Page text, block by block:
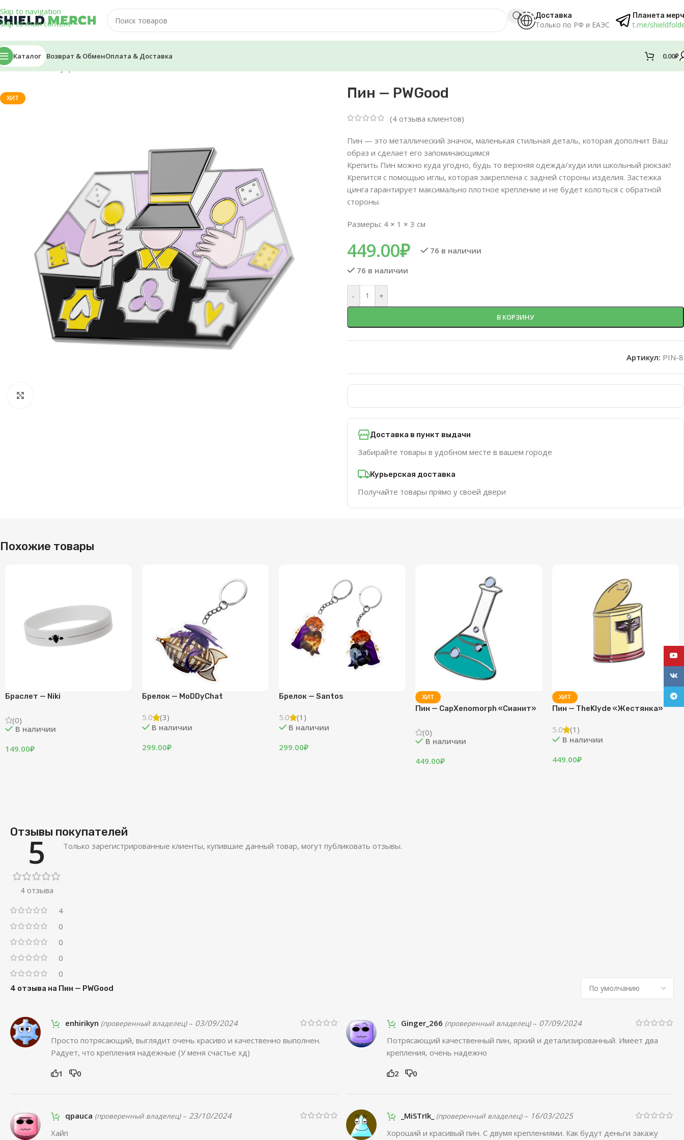
Skip to navigation
Skip to main content
Доставка
Только по РФ и ЕАЭС
Планета
t.me/
Каталог Возврат & ОбменОплата & Доставка 0.00₽
Главная/Аксессуары
ХИТ Пин — PWGood
(4отзыва клиентов)
Пин — это металлический значок, маленькая стильная деталь, которая дополнит Ваш
образ и сделает его запоминающимся
Крепить Пин можно куда угодно, будь то верхняя одежда/худи или школьный рюкзак!
Крепится с помощью иглы, которая закреплена с задней стороны изделия. Застежка
цинга гарантирует максимально плотное крепление и не будет колоться с обратной
стороны.
Размеры: 4 × 1 × 3 см
449.00₽
76 в наличии
76 в наличии
- +
В КОРЗИНУ
Артикул: PIN-8
Доставка в пункт выдачи
Забирайте товары в удобном месте в вашем городе
Курьерская доставка
Получайте товары прямо у своей двери
Похожие товары
Браслет — Niki
(0)
В наличии
149.00₽
Брелок — MoDDyChat
5.0
(3)
В наличии
299.00₽
Брелок — Santos
5.0
(1)
В наличии
299.00₽
ХИТ
Пин — CapXenomorph «Сианит»
(0)
В наличии
449.00₽
ХИТ
Пин — TheKlyde «Жестянка»
5.0
(1)
В наличии
449.00₽
Отзывы покупателей
5
4 отзыва
4
0
0
0
0
4 отзыва на Пин — PWGood
enhirikyn (проверенный владелец) – 03/09/2024
Просто потрясающий, выглядит очень красиво и качественно выполнен.
Радует, что крепления надежные (У меня счастье хд)
1 0
Ginger_266 (проверенный владелец) – 07/09/2024
Потрясающий качественный пин, яркий и детализированный. Имеет два
крепления, очень надежно
2 0
qpauca (проверенный владелец) – 23/10/2024
Хайп
_MiSTrIk_ (проверенный владелец) – 16/03/2025
Хороший и красивый пин. С двумя креплениями. Как будут деньги закажу
Только зарегистрированные клиенты, купившие данный товар, могут публиковать отзывы.
VK